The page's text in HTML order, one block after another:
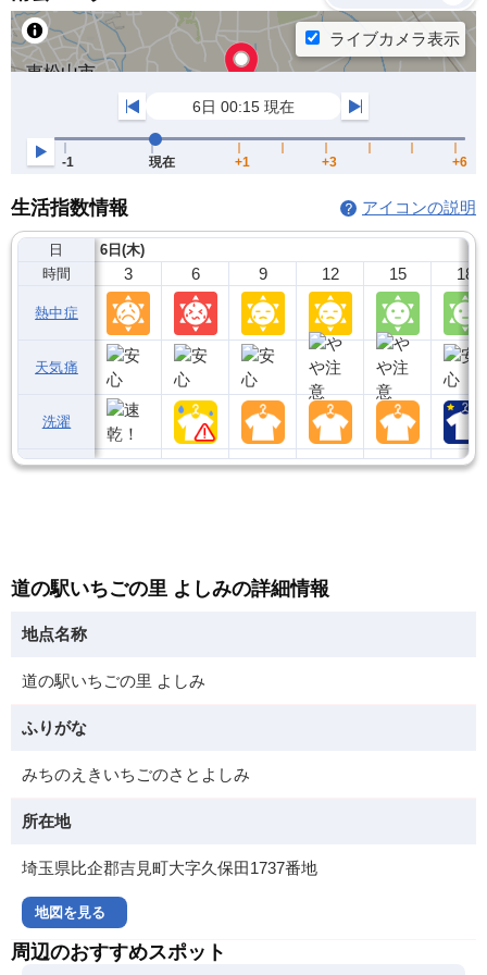
生活指数情報 アイコンの説明
日
時間
熱中症
天気痛
洗濯
6日(木)
3 6 9 12 15 18
道の駅いちごの里 よしみの詳細情報
地点名称
道の駅いちごの里 よしみ
ふりがな
みちのえきいちごのさとよしみ
所在地
埼玉県比企郡吉見町大字久保田1737番地
地図を見る
周辺のおすすめスポット